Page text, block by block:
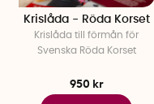
Krislåda - Röda Korset
Krislåda till förmån för
Svenska Röda Korset
950 kr